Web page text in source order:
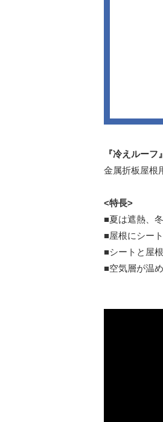
『冷えルーフ
金属折板屋根
<特長>
■夏は遮熱、
■屋根にシー
■シートと屋
■空気層が温